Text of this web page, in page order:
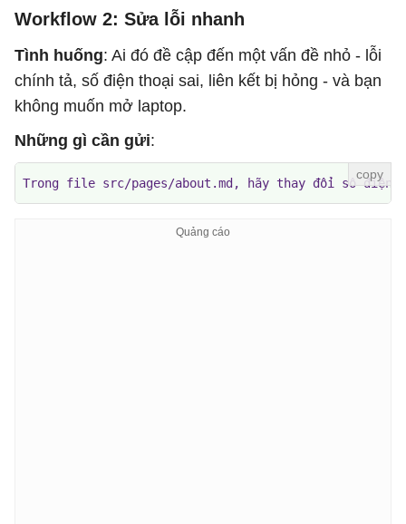
Workflow 2: Sửa lỗi nhanh
Tình huống: Ai đó đề cập đến một vấn đề nhỏ - lỗi
chính tả, số điện thoại sai, liên kết bị hỏng - và bạn
không muốn mở laptop.
Những gì cần gửi:
Trong file src/pages/about.md, hãy thay đổi số điện